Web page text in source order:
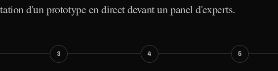
d'un prototype en direct devant un panel d'experts.
3 4 5